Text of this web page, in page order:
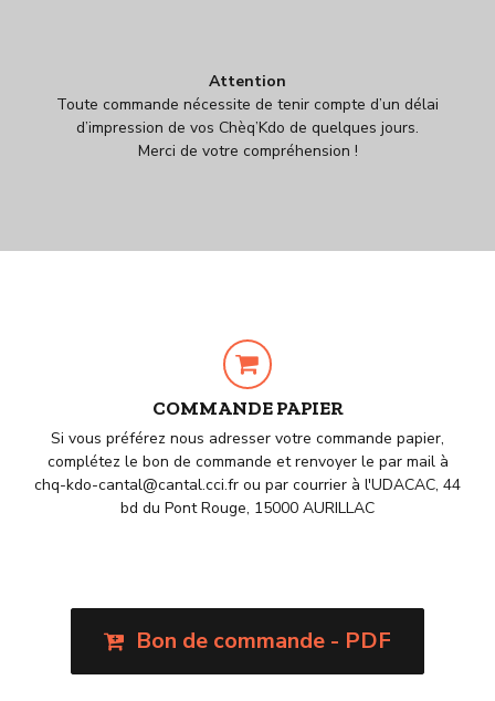
Attention
Toute commande nécessite de tenir compte d’un délai
d’impression de vos Chèq’Kdo de quelques jours.
Merci de votre compréhension !
COMMANDE PAPIER
Si vous préférez nous adresser votre commande papier,
complétez le bon de commande et renvoyer le par mail à
chq-kdo-cantal@cantal.cci.fr ou par courrier à l'UDACAC, 44
bd du Pont Rouge, 15000 AURILLAC
Bon de commande - PDF